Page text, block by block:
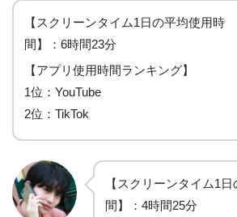
【スクリーンタイム1日の平均使用時
間】：6時間23分
【アプリ使用時間ランキング】
1位：YouTube
2位：TikTok
【スクリーンタイム1
間】：4時間25分